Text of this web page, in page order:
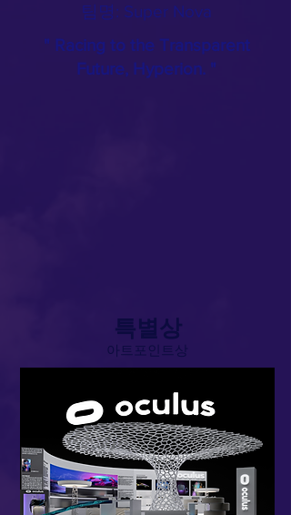
​팀명: Super Nova
" Racing to the Transparent
Future, Hyperion. "
특별상​
아트포인트상